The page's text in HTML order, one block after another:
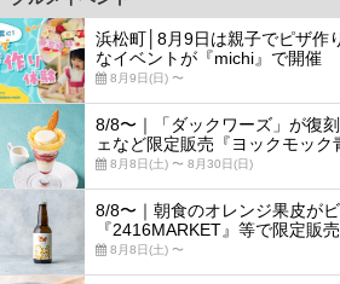
浜松町│8月9日は親子でピザ作
なイベントが『michi』で開催
8月9日(日) 〜
8/8〜｜「ダックワーズ」が復
ェなど限定販売『ヨックモック
8月8日(土) 〜 8月30日(日)
8/8〜｜朝食のオレンジ果皮が
『2416MARKET』等で限定販
8月8日(土) 〜